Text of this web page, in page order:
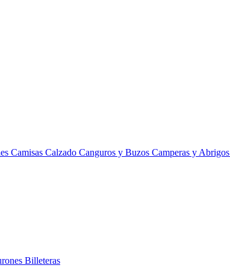
Camisas Calzado Canguros y Buzos Camperas y Abrigos
Billeteras